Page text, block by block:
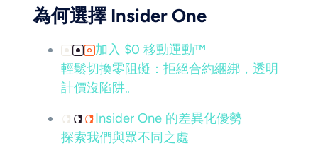
為何選擇 Insider One
加入 $0 移動運動™
輕鬆切換零阻礙：拒絕合約綑綁，透明
計價沒陷阱。
Insider One 的差異化優勢
探索我們與眾不同之處